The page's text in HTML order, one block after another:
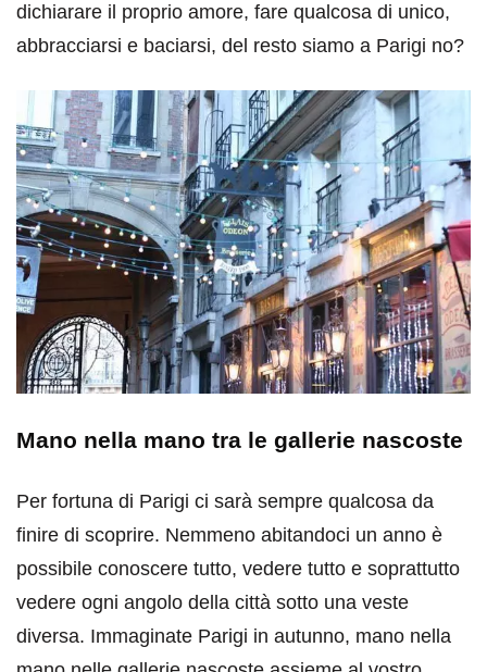
dichiarare il proprio amore, fare qualcosa di unico,
abbracciarsi e baciarsi, del resto siamo a Parigi no?
Mano nella mano tra le gallerie nascoste
Per fortuna di Parigi ci sarà sempre qualcosa da
finire di scoprire. Nemmeno abitandoci un anno è
possibile conoscere tutto, vedere tutto e soprattutto
vedere ogni angolo della città sotto una veste
diversa. Immaginate Parigi in autunno, mano nella